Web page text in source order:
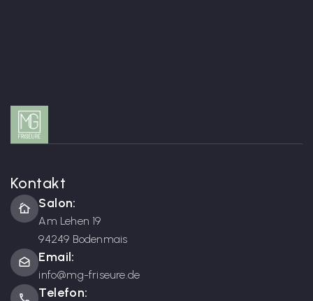
Kontakt
cottage Salon:
Am Lehen 19
94249 Bodenmais
drafts Email:
info@mg-friseure.de
phone Telefon: